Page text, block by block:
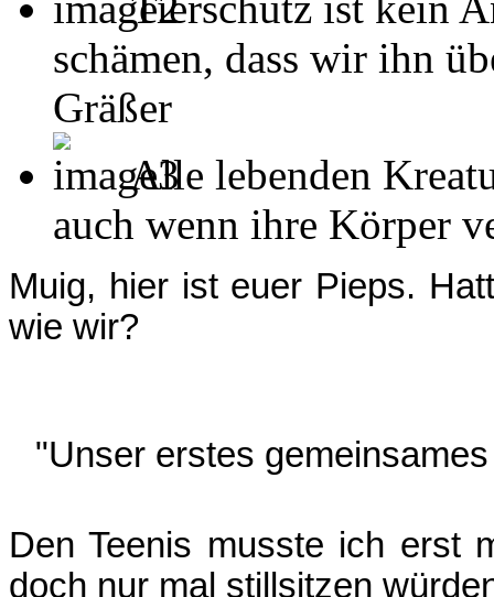
schämen, dass wir ihn
Gräßer
Alle lebenden
auch wenn ihre Körper
Muig, hier ist euer Pieps.
wie wir?
"Unser erstes
Den Teenis musste ich erst
doch nur mal stillsitzen